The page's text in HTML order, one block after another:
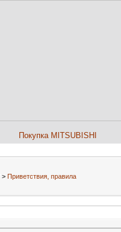
Покупка MITSUBISHI
> Приветствия, правила